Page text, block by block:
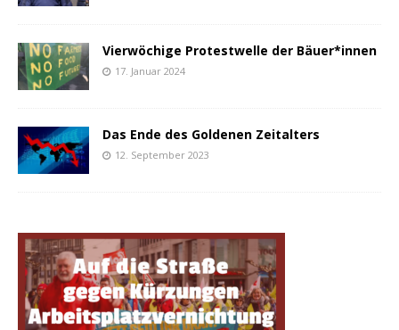
Vierwöchige Protestwelle der Bäuer*innen
17. Januar 2024
Das Ende des Goldenen Zeitalters
12. September 2023